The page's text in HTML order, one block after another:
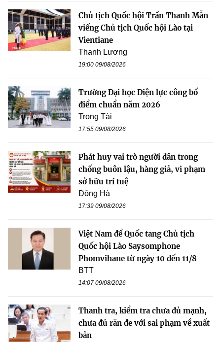
Chủ tịch Quốc hội Trần Thanh Mẫn
viếng Chủ tịch Quốc hội Lào tại
Vientiane
Thanh Lương
19:00 09/08/2026
Trường Đại học Điện lực công bố
điểm chuẩn năm 2026
Trọng Tài
17:55 09/08/2026
Phát huy vai trò người dân trong
chống buôn lậu, hàng giả, vi phạm
sở hữu trí tuệ
Đông Hà
17:39 09/08/2026
Việt Nam để Quốc tang Chủ tịch
Quốc hội Lào Saysomphone
Phomvihane từ ngày 10 đến 11/8
BTT
14:07 09/08/2026
Thanh tra, kiểm tra chưa đủ mạnh,
chưa đủ răn đe với sai phạm về xuất
bản